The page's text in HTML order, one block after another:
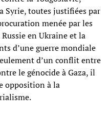
Syrie, toutes justifiées par
menée par les
en Ukraine et la
d’une guerre mondiale
d’un conflit entre
le génocide à Gaza, il
opposition à la